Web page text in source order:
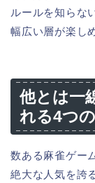
ルールを知らな
幅広い層が楽し
他とは一
れる4つ
数ある麻雀ゲー
絶大な人気を誇